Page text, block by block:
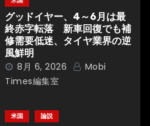
グッドイヤー、4～6月は最
終赤字転落 新車回復でも補
修需要低迷、タイヤ業界の逆
風鮮明
8月 6, 2026
Mobi
Times編集室
米国 論説